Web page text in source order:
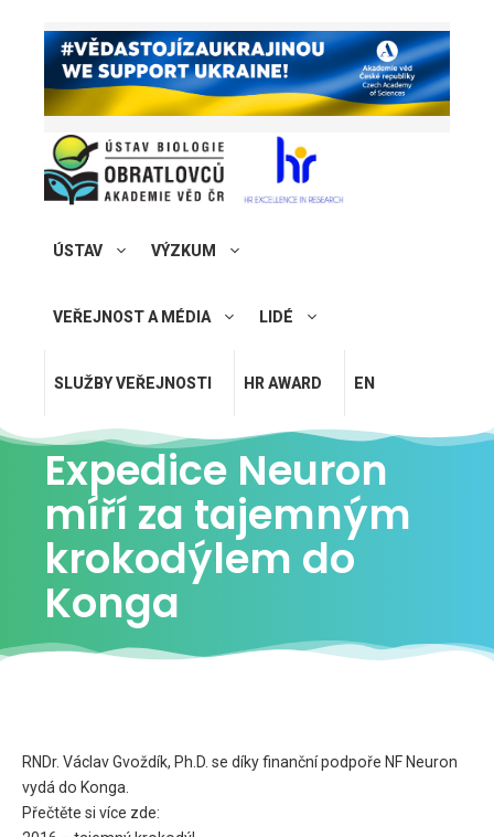
ÚSTAV VÝZKUM
VEŘEJNOST A MÉDIA LIDÉ
SLUŽBY VEŘEJNOSTI HR AWARD EN
Expedice Neuron
míří za tajemným
krokodýlem do
Konga
RNDr. Václav Gvoždík, Ph.D. se díky finanční podpoře NF Neuron
vydá do Konga.
Přečtěte si více zde: